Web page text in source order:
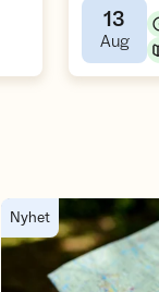
13
Aug,
Vellykket kart,
Nyhet